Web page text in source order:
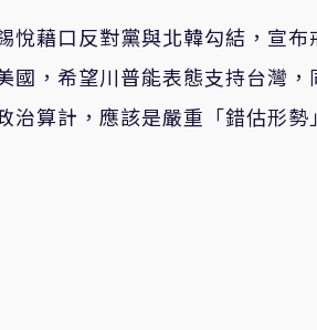
悅藉口反對黨與北韓勾結，宣布
國，希望川普能表態支持台灣，
算計，應該是嚴重「錯估形勢